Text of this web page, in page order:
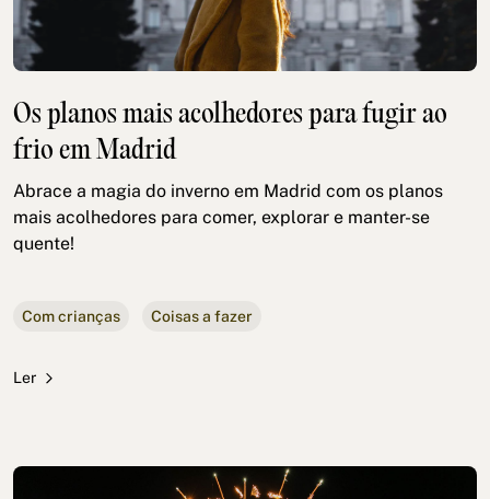
Os planos mais acolhedores para fugir ao
frio em Madrid
Abrace a magia do inverno em Madrid com os planos
mais acolhedores para comer, explorar e manter-se
quente!
Com crianças Coisas a fazer
Ler